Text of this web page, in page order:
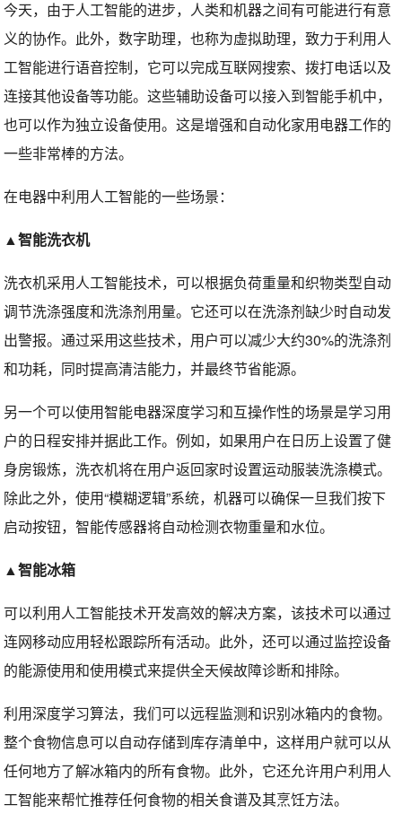
今天，由于人工智能的进步，人类和机器之间有可能进行有意
义的协作。此外，数字助理，也称为虚拟助理，致力于利用人
工智能进行语音控制，它可以完成互联网搜索、拨打电话以及
连接其他设备等功能。这些辅助设备可以接入到智能手机中，
也可以作为独立设备使用。这是增强和自动化家用电器工作的
一些非常棒的方法。
在电器中利用人工智能的一些场景：
▲智能洗衣机
洗衣机采用人工智能技术，可以根据负荷重量和织物类型自动
调节洗涤强度和洗涤剂用量。它还可以在洗涤剂缺少时自动发
出警报。通过采用这些技术，用户可以减少大约30%的洗涤剂
和功耗，同时提高清洁能力，并最终节省能源。
另一个可以使用智能电器深度学习和互操作性的场景是学习用
户的日程安排并据此工作。例如，如果用户在日历上设置了健
身房锻炼，洗衣机将在用户返回家时设置运动服装洗涤模式。
除此之外，使用“模糊逻辑”系统，机器可以确保一旦我们按下
启动按钮，智能传感器将自动检测衣物重量和水位。
▲智能冰箱
可以利用人工智能技术开发高效的解决方案，该技术可以通过
连网移动应用轻松跟踪所有活动。此外，还可以通过监控设备
的能源使用和使用模式来提供全天候故障诊断和排除。
利用深度学习算法，我们可以远程监测和识别冰箱内的食物。
整个食物信息可以自动存储到库存清单中，这样用户就可以从
任何地方了解冰箱内的所有食物。此外，它还允许用户利用人
工智能来帮忙推荐任何食物的相关食谱及其烹饪方法。